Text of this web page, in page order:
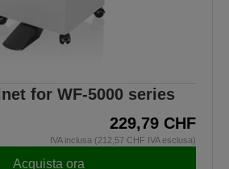
for WF-5000 series
229,79 CHF
IVA inclusa (212,57 CHF IVA esclusa)
Acquista ora